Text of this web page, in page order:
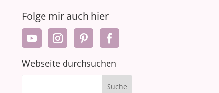
Folge mir auch hier
Webseite durchsuchen